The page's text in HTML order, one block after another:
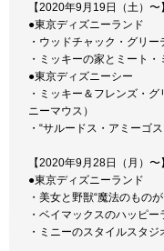
【2020年9月19日（土）〜
●東京ディズニーランド
・ウッドチャック・グリ
・ミッキーの家とミート・
●東京ディズニーシー
・ミッキー＆フレンズ・
ニーマウス）
・“サルードス・アミーゴ
【2020年9月28日（月）〜
●東京ディズニーランド
・美女と野獣“魔法のもの
・ベイマックスのハッピー
・ミニーのスタイルスタジ